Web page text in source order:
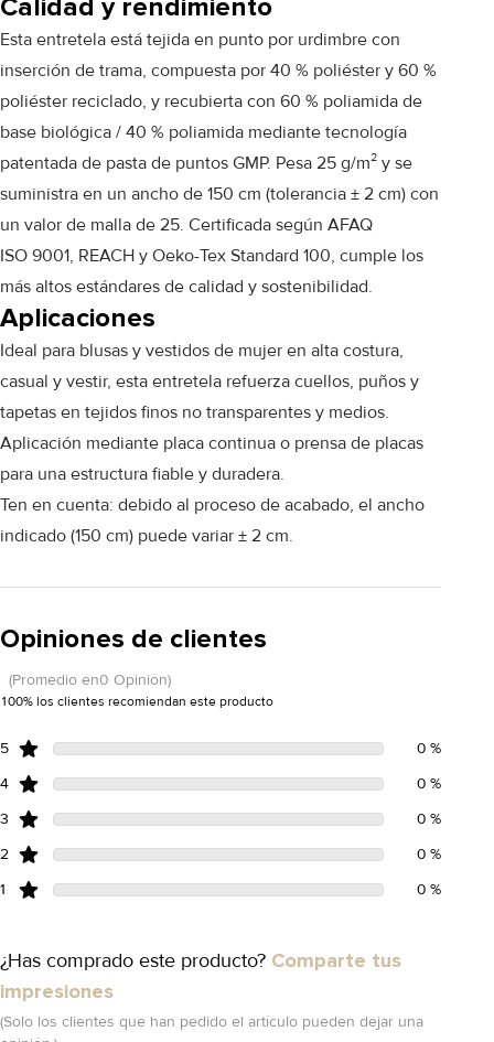
Calidad y rendimiento
Esta entretela está tejida en punto por urdimbre con
inserción de trama, compuesta por 40 % poliéster y 60 %
poliéster reciclado, y recubierta con 60 % poliamida de
base biológica / 40 % poliamida mediante tecnología
patentada de pasta de puntos GMP. Pesa 25 g/m² y se
suministra en un ancho de 150 cm (tolerancia ± 2 cm) con
un valor de malla de 25. Certificada según AFAQ
ISO 9001, REACH y Oeko-Tex Standard 100, cumple los
más altos estándares de calidad y sostenibilidad.
Aplicaciones
Ideal para blusas y vestidos de mujer en alta costura,
casual y vestir, esta entretela refuerza cuellos, puños y
tapetas en tejidos finos no transparentes y medios.
Aplicación mediante placa continua o prensa de placas
para una estructura fiable y duradera.
Ten en cuenta: debido al proceso de acabado, el ancho
indicado (150 cm) puede variar ± 2 cm.
Opiniones de clientes
(Promedio en0 Opinión)
100% los clientes recomiendan este producto
5
0 %
4
0 %
3
0 %
2
0 %
1
0 %
¿Has comprado este producto? Comparte tus
impresiones
(Solo los clientes que han pedido el artículo pueden dejar una